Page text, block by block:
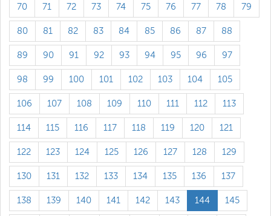
70 71 72 73 74 75 76 77 78 79
80 81 82 83 84 85 86 87 88
89 90 91 92 93 94 95 96 97
98 99 100 101 102 103 104 105
106 107 108 109 110 111 112 113
114 115 116 117 118 119 120 121
122 123 124 125 126 127 128 129
130 131 132 133 134 135 136 137
138 139 140 141 142 143 144 145